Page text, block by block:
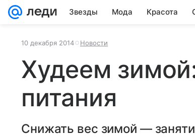
Звезды Мода Красота
10 декабря 2014 Новости
Худеем
питания
Снижать вес зимой —